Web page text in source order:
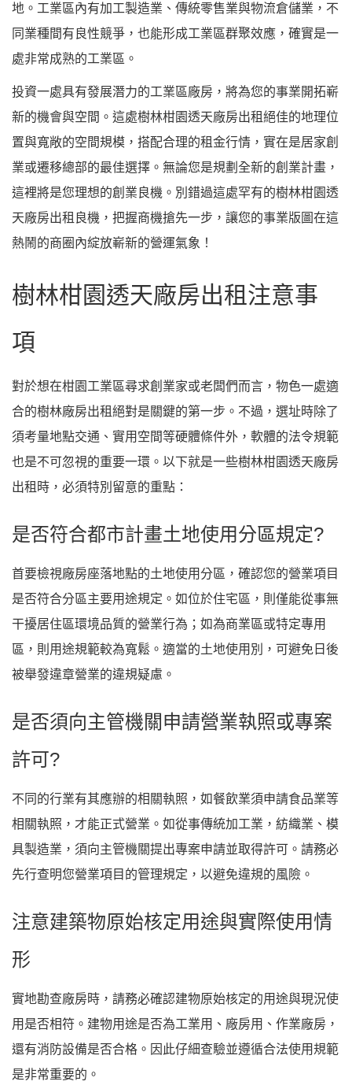
地。工業區內有加工製造業、傳統零售業與物流倉儲業，不
同業種間有良性競爭，也能形成工業區群聚效應，確實是一
處非常成熟的工業區。
投資一處具有發展潛力的工業區廠房，將為您的事業開拓嶄
新的機會與空間。這處樹林柑園透天廠房出租絕佳的地理位
置與寬敞的空間規模，搭配合理的租金行情，實在是居家創
業或遷移總部的最佳選擇。無論您是規劃全新的創業計畫，
這裡將是您理想的創業良機。別錯過這處罕有的樹林柑園透
天廠房出租良機，把握商機搶先一步，讓您的事業版圖在這
熱鬧的商圈內綻放嶄新的營運氣象！
樹林柑園透天廠房出租注意事
項
對於想在柑園工業區尋求創業家或老闆們而言，物色一處適
合的樹林廠房出租絕對是關鍵的第一步。不過，選址時除了
須考量地點交通、實用空間等硬體條件外，軟體的法令規範
也是不可忽視的重要一環。以下就是一些樹林柑園透天廠房
出租時，必須特別留意的重點：
是否符合都市計畫土地使用分區規定?
首要檢視廠房座落地點的土地使用分區，確認您的營業項目
是否符合分區主要用途規定。如位於住宅區，則僅能從事無
干擾居住區環境品質的營業行為；如為商業區或特定專用
區，則用途規範較為寬鬆。適當的土地使用別，可避免日後
被舉發違章營業的違規疑慮。
是否須向主管機關申請營業執照或專案
許可?
不同的行業有其應辦的相關執照，如餐飲業須申請食品業等
相關執照，才能正式營業。如從事傳統加工業，紡織業、模
具製造業，須向主管機關提出專案申請並取得許可。請務必
先行查明您營業項目的管理規定，以避免違規的風險。
注意建築物原始核定用途與實際使用情
形
實地勘查廠房時，請務必確認建物原始核定的用途與現況使
用是否相符。建物用途是否為工業用、廠房用、作業廠房，
還有消防設備是否合格。因此仔細查驗並遵循合法使用規範
是非常重要的。